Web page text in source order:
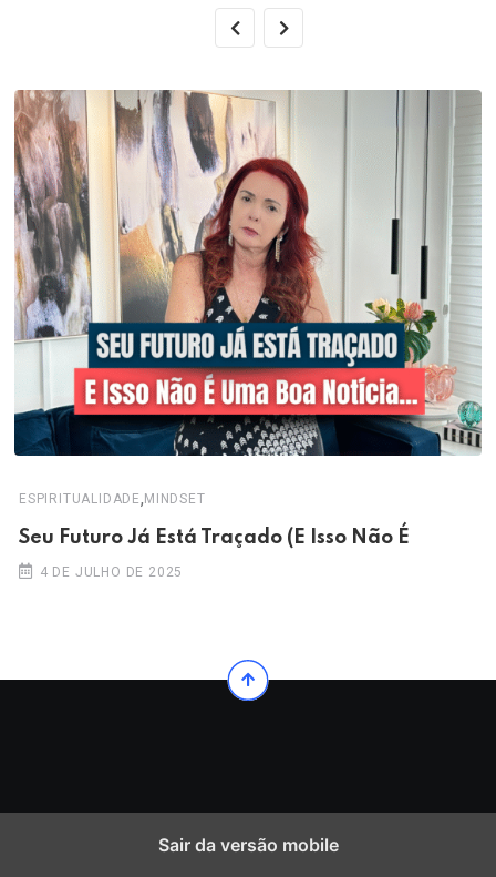
ESPIRITUALIDADE, MINDSET
Seu Futuro Já Está Traçado (E Isso Não É
4 DE JULHO DE 2025
Sair da versão mobile